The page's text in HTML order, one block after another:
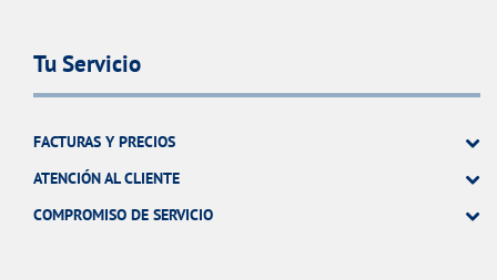
Tu Servicio
FACTURAS Y PRECIOS
ATENCIÓN AL CLIENTE
COMPROMISO DE SERVICIO